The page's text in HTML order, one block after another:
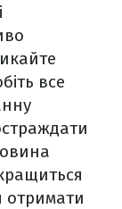
все
отримати